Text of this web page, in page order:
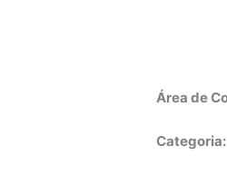
Área de
Categoria: